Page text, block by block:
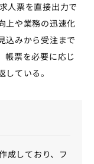
人票を直接出力で
上や業務の迅速化
込みから受注まで
帳票を必要に応じ
ている。
成しており、フ